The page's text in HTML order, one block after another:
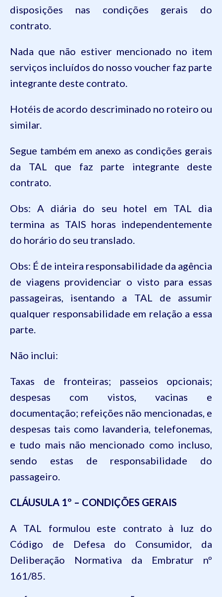
disposições nas condições gerais do
contrato.
Nada que não estiver mencionado no item
serviços incluídos do nosso voucher faz parte
integrante deste contrato.
Hotéis de acordo descriminado no roteiro ou
similar.
Segue também em anexo as condições gerais
da TAL que faz parte integrante deste
contrato.
Obs: A diária do seu hotel em TAL dia
termina as TAIS horas independentemente
do horário do seu translado.
Obs: É de inteira responsabilidade da agência
de viagens providenciar o visto para essas
passageiras, isentando a TAL de assumir
qualquer responsabilidade em relação a essa
parte.
Não inclui:
Taxas de fronteiras; passeios opcionais;
despesas com vistos, vacinas e
documentação; refeições não mencionadas, e
despesas tais como lavanderia, telefonemas,
e tudo mais não mencionado como incluso,
sendo estas de responsabilidade do
passageiro.
CLÁUSULA 1º – CONDIÇÕES GERAIS
A TAL formulou este contrato à luz do
Código de Defesa do Consumidor, da
Deliberação Normativa da Embratur nº
161/85.